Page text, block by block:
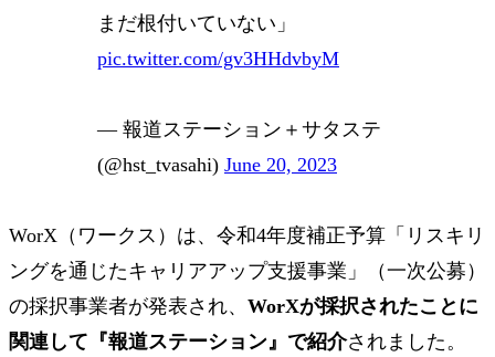
まだ根付いていない」
pic.twitter.com/gv3HHdvbyM
— 報道ステーション＋サタステ
(@hst_tvasahi) June 20, 2023
WorX（ワークス）は、令和4年度補正予算「リスキリ
ングを通じたキャリアアップ支援事業」（一次公募）
の採択事業者が発表され、 WorXが採択されたことに
関連して『報道ステーション』で紹介されました。